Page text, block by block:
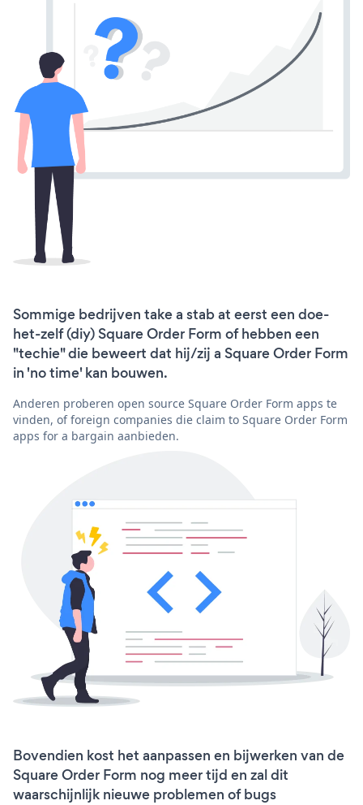
Sommige bedrijven take a stab at eerst een doe-
het-zelf (diy) Square Order Form of hebben een
"techie" die beweert dat hij/zij a Square Order Form
in 'no time' kan bouwen.
Anderen proberen open source Square Order Form apps te
vinden, of foreign companies die claim to Square Order Form
apps for a bargain aanbieden.
Bovendien kost het aanpassen en bijwerken van de
Square Order Form nog meer tijd en zal dit
waarschijnlijk nieuwe problemen of bugs